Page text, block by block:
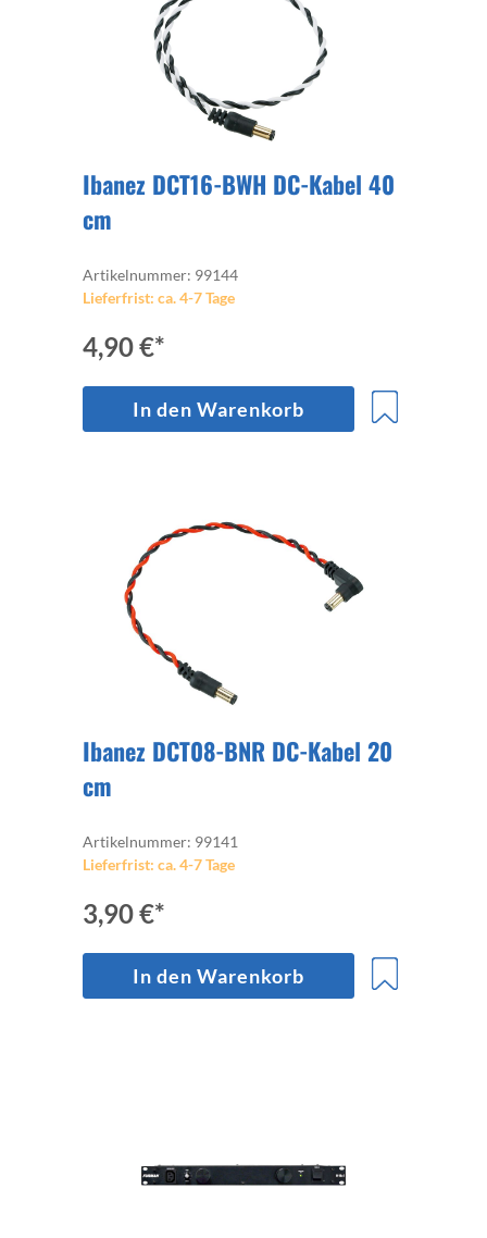
Ibanez DCT16-BWH DC-Kabel 40
cm
Artikelnummer: 99144
Lieferfrist: ca. 4-7 Tage
4,90 €*
In den Warenkorb
Ibanez DCT08-BNR DC-Kabel 20
cm
Artikelnummer: 99141
Lieferfrist: ca. 4-7 Tage
3,90 €*
In den Warenkorb